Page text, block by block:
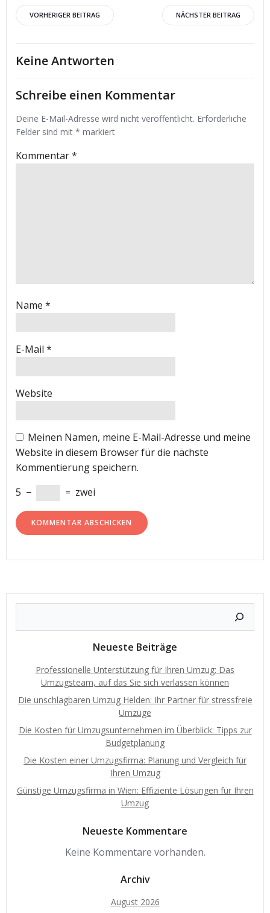
Beitrags-
Navigation
VORHERIGER BEITRAG
Beitrags-
Navigation
NÄCHSTER BEITRAG
Keine Antworten
Schreibe einen Kommentar
Deine E-Mail-Adresse wird nicht veröffentlicht. Erforderliche
Felder sind mit * markiert
Kommentar*
Name *
E-Mail *
Website
Meinen Namen, meine E-Mail-Adresse und meine
Website in diesem Browser für die nächste
Kommentierung speichern.
5 − = zwei
Neueste Beiträge
Professionelle Unterstützung für Ihren Umzug: Das
Umzugsteam, auf das Sie sich verlassen können
Die unschlagbaren Umzug Helden: Ihr Partner für stressfreie
Umzüge
Die Kosten für Umzugsunternehmen im Überblick: Tipps zur
Budgetplanung
Die Kosten einer Umzugsfirma: Planung und Vergleich für
Ihren Umzug
Günstige Umzugsfirma in Wien: Effiziente Lösungen für Ihren
Umzug
Neueste Kommentare
Keine Kommentare vorhanden.
Archiv
August 2026